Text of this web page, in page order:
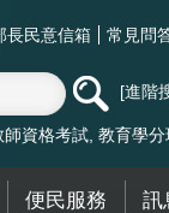
長民意信箱 常見問
進階
師資格考試 教育學分
便民服務 訊